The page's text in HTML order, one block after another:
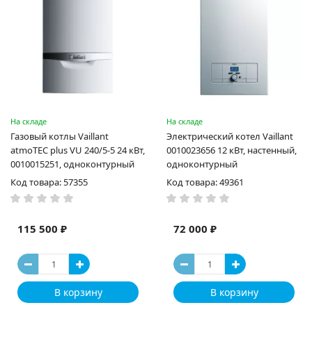
На складе
Газовый котлы Vaillant
atmoTEC plus VU 240/5-5 24 кВт,
0010015251, одноконтурный
Код товара: 57355
115 500 ₽
В корзину
На складе
Электрический котел Vaillant
0010023656 12 кВт, настенный,
одноконтурный
Код товара: 49361
72 000 ₽
В корзину